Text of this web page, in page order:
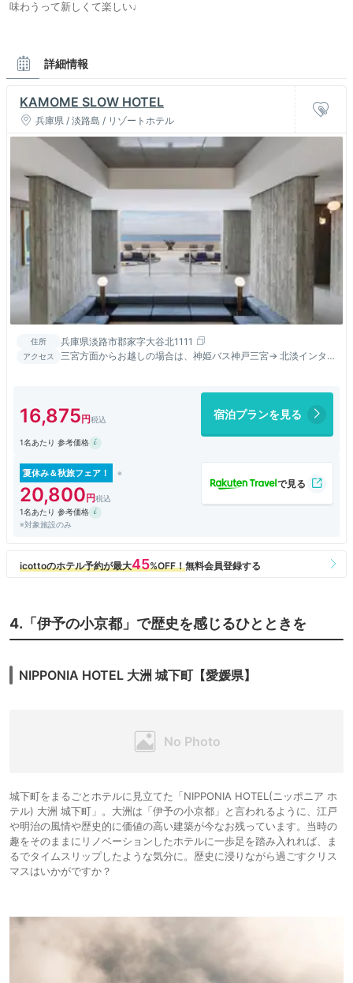
味わうって新しくて楽しい♩
詳細情報
KAMOME SLOW HOTEL
兵庫県 / 淡路島 / リゾートホテル
住所 兵庫県淡路市郡家字大谷北1111
アクセス
三宮方面からお越しの場合は、神姫バス神戸三宮→ 北淡インター
16,875 宿泊プランを見る
1名あたり 参考価格
夏休み＆秋旅フェア！
20,800
1名あたり 参考価格
※対象施設のみ
4.「伊予の小京都」で歴史を感じるひとときを
NIPPONIA HOTEL 大洲 城下町【愛媛県】
城下町をまるごとホテルに見立てた「NIPPONIA HOTEL(ニッポニア ホ
テル) 大洲 城下町」。大洲は「伊予の小京都」と言われるように、江戸
や明治の風情や歴史的に価値の高い建築が今なお残っています。当時の
趣をそのままにリノベーションしたホテルに一歩足を踏み入れれば、ま
るでタイムスリップしたような気分に。歴史に浸りながら過ごすクリス
マスはいかがですか？